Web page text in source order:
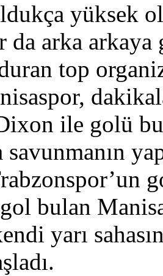
yüksek
da arka arkaya
top
ile golü
savunmanın
bulan
yarı